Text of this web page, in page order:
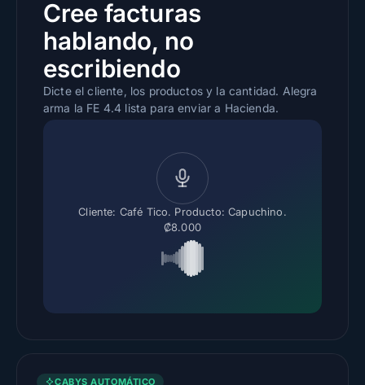
Cree facturas
hablando, no
escribiendo
Dicte el cliente, los productos y la cantidad. Alegra
arma la FE 4.4 lista para enviar a Hacienda.
Cliente: Café Tico. Producto: Capuchino.
₡8.000
CABYS AUTOMÁTICO